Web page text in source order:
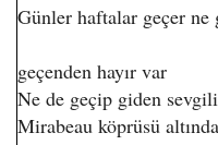
Günler haftalar geçer ne
geçenden hayır var
Ne de geçip giden
Mirabeau köprüsü